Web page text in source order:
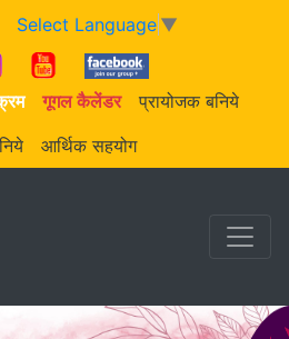
Select Language ▼
गूगल कैलेंडर
प्रायोजक बनिये
आर्थिक सहयोग